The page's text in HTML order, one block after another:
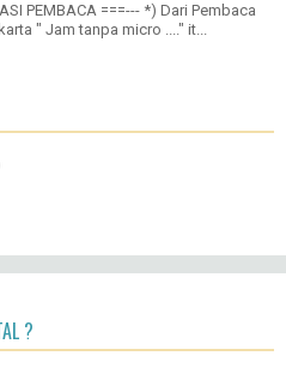
PEMBACA ===--- *) Dari Pembaca
" Jam tanpa micro ...." it...
?